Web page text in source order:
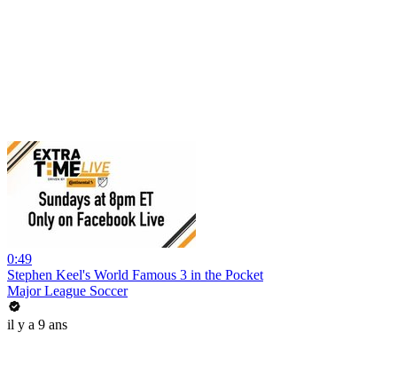
0:49
Stephen Keel's World Famous 3 in the Pocket
Major League Soccer
il y a 9 ans